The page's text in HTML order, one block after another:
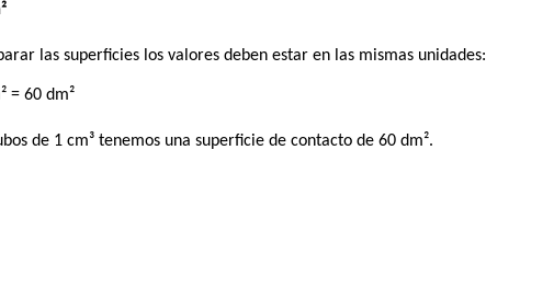
las superficies los valores deben estar en las mismas unidades:
= 60 dm²
de 1 cm³ tenemos una superficie de contacto de 60 dm².